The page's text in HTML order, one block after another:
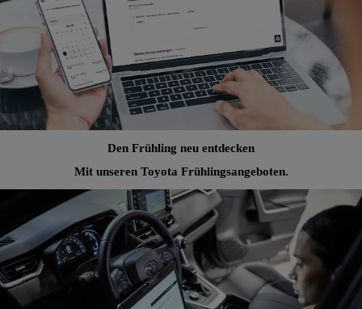
Den Frühling neu entdecken
Mit unseren Toyota Frühlingsangeboten.